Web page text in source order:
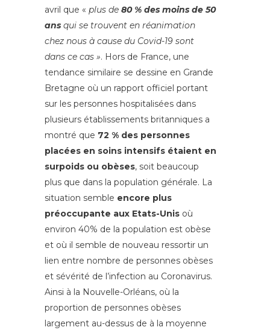
avril que « plus de 80 % des moins de 50
ans qui se trouvent en réanimation
chez nous à cause du Covid-19 sont
dans ce cas ». Hors de France, une
tendance similaire se dessine en Grande
Bretagne où un rapport officiel portant
sur les personnes hospitalisées dans
plusieurs établissements britanniques a
montré que 72 % des personnes
placées en soins intensifs étaient en
surpoids ou obèses, soit beaucoup
plus que dans la population générale. La
situation semble encore plus
préoccupante aux Etats-Unis où
environ 40% de la population est obèse
et où il semble de nouveau ressortir un
lien entre nombre de personnes obèses
et sévérité de l’infection au Coronavirus.
Ainsi à la Nouvelle-Orléans, où la
proportion de personnes obèses
largement au-dessus de à la moyenne